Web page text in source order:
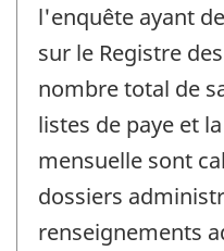
l'enquête ayant
sur le Registre
nombre total de
listes de paye et
mensuelle sont
dossiers
renseignements